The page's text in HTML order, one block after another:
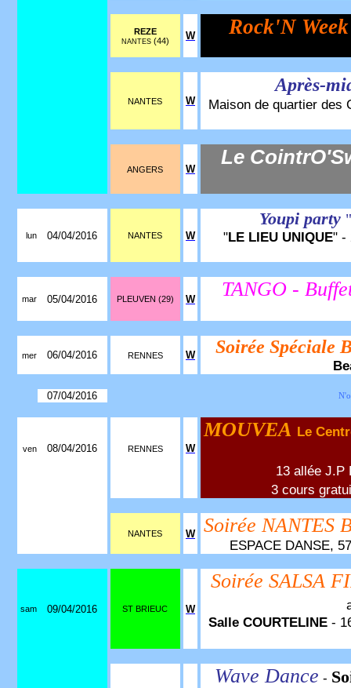
REZE
NANTES (44) W Rock'N
NANTES W
Après-
Maison de quartier des
ANGERS W
Le
lun 04/04/2016 NANTES W
Youpi party
"LE LIEU UNIQUE" -
mar 05/04/2016 PLEUVEN (29) W TANGO -
mer 06/04/2016 RENNES W Soirée Spéciale
07/04/2016
ven 08/04/2016 RENNES W
MOUVEA Le
13 allée J.P
3 cours
NANTES W Soirée NANTES
ESPACE DANSE,
sam 09/04/2016 ST BRIEUC W
Soirée SALSA
Salle COURTELINE -
Wave Dance -